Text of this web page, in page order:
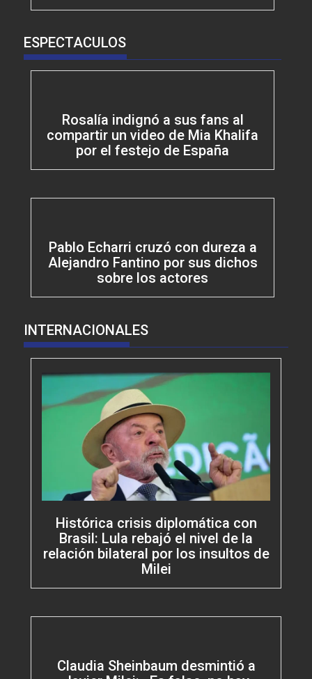
ESPECTACULOS
Rosalía indignó a sus fans al
compartir un video de Mia Khalifa
por el festejo de España
Pablo Echarri cruzó con dureza a
Alejandro Fantino por sus dichos
sobre los actores
INTERNACIONALES
Histórica crisis diplomática con
Brasil: Lula rebajó el nivel de la
relación bilateral por los insultos de
Milei
Claudia Sheinbaum desmintió a